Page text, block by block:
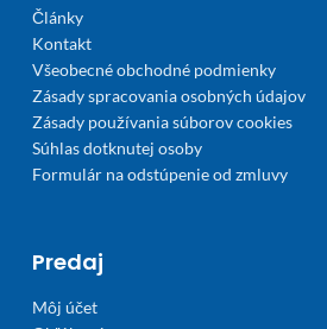
Články
Kontakt
Všeobecné obchodné podmienky
Zásady spracovania osobných údajov
Zásady používania súborov cookies
Súhlas dotknutej osoby
Formulár na odstúpenie od zmluvy
Predaj
Môj účet